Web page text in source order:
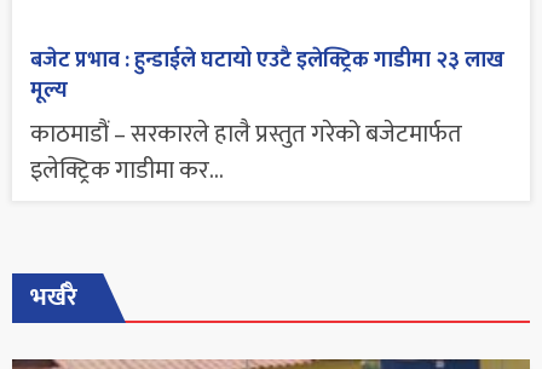
बजेट प्रभाव : हुन्डाईले घटायो एउटै इलेक्ट्रिक गाडीमा २३ लाख
मूल्य
काठमाडौं – सरकारले हालै प्रस्तुत गरेको बजेटमार्फत
इलेक्ट्रिक गाडीमा कर...
भर्खरै